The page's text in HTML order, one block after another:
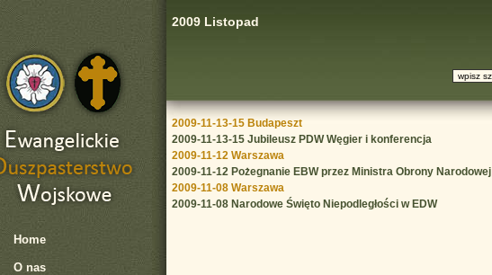
Home
O nas
2009 Listopad
2009-11-13-15 Budapeszt
2009-11-13-15 Jubileusz PDW Węgier i konferencja
2009-11-12 Warszawa
2009-11-12 Pożegnanie EBW przez Ministra Obrony Narodowej
2009-11-08 Warszawa
2009-11-08 Narodowe Święto Niepodległości w EDW